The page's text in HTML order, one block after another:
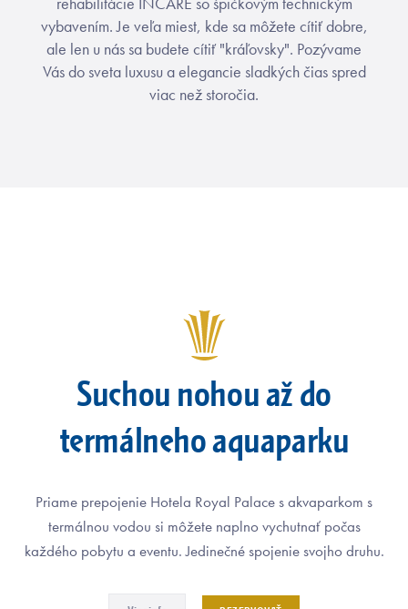
vybavením. Je veľa miest, kde sa môžete cítiť dobre,
ale len u nás sa budete cítiť "kráľovsky". Pozývame
Vás do sveta luxusu a elegancie sladkých čias spred
viac než storočia.
Suchou nohou až do
termálneho aquaparku
Priame prepojenie Hotela Royal Palace s akvaparkom s
termálnou vodou si môžete naplno vychutnať počas
každého pobytu a eventu. Jedinečné spojenie svojho druhu.